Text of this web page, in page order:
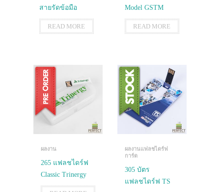
สายรัดข้อมือ
READ MORE
Model GSTM
READ MORE
ผลงาน
265 แฟลชไดร์ฟ
Classic Trinergy
ผลงานแฟลชไดร์ฟ
การ์ด
305 บัตร
แฟลชไดร์ฟ TS